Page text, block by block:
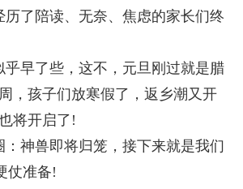
历了陪读、无奈、焦虑的家长们终
乎早了些，这不，元旦刚过就是腊
，孩子们放寒假了，返乡潮又开
将开启了!
：神兽即将归笼，接下来就是我们
仗准备!